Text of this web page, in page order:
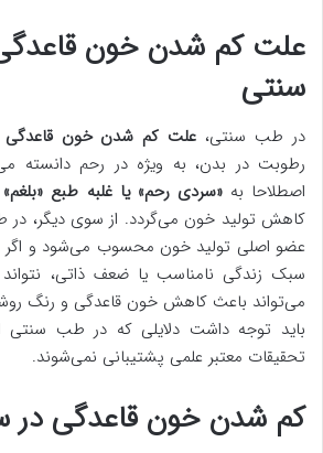
علت کم شدن خون
سنتی
در طب سنتی، علت کم شدن خون قاعدگی
رطوبت در بدن، به ویژه در رحم دانسته
اصطلاحا به«سردی رحم» یا غلبه طبع «بلغم»
کاهش تولید خون می‌گردد. از سوی دیگر، در
عضو اصلی تولید خون محسوب می‌شود و اگر
سبک زندگی نامناسب یا ضعف ذاتی،
می‌تواند باعث کاهش خون قاعدگی و رنگ
باید توجه داشت دلایلی که در طب سنتی
تحقیقات معتبر علمی پشتیبانی نمی‌شوند.
کم شدن خون قاعدگی در